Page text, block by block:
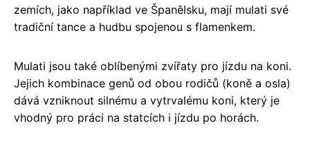
zemích, jako například ve Španělsku, mají mulati své
tradiční tance a hudbu spojenou s flamenkem.
Mulati jsou také oblíbenými zvířaty pro jízdu na koni.
Jejich kombinace genů od obou rodičů (koně a osla)
dává vzniknout silnému a vytrvalému koni, který je
vhodný pro práci na statcích i jízdu po horách.